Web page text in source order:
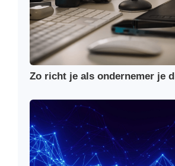
Zo richt je als ondernemer je